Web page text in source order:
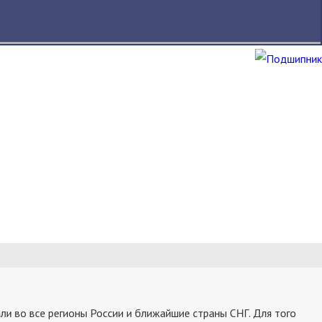
все регионы России и ближайшие страны СНГ. Для того